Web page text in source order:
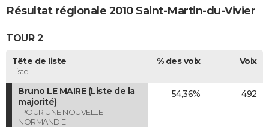
Résultat régionale 2010 Saint-Martin-du-Vivier
TOUR 2
Tête de liste
Liste
% des voix Voix
Bruno LE MAIRE (Liste de la
majorité)
"POUR UNE NOUVELLE
NORMANDIE"
54,36% 492